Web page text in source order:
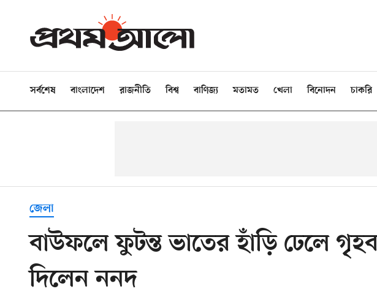
সর্বশেষ বাংলাদেশ রাজনীতি বিশ্ব বাণিজ্য মতামত খেলা বিনোদন চাকরি
জেলা
বাউফলে ফুটন্ত ভাতের হাঁড়ি ঢেলে
দিলেন ননদ